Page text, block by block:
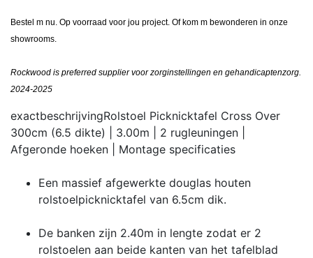
Bestel m nu. Op voorraad voor jou project. Of kom m bewonderen in onze
showrooms.
Rockwood is preferred supplier voor zorginstellingen en gehandicaptenzorg.
2024-2025
exactbeschrijvingRolstoel Picknicktafel Cross Over
300cm (6.5 dikte) | 3.00m | 2 rugleuningen |
Afgeronde hoeken | Montage specificaties
Een massief afgewerkte douglas houten
rolstoelpicknicktafel van 6.5cm dik.
De banken zijn 2.40m in lengte zodat er 2
rolstoelen aan beide kanten van het tafelblad